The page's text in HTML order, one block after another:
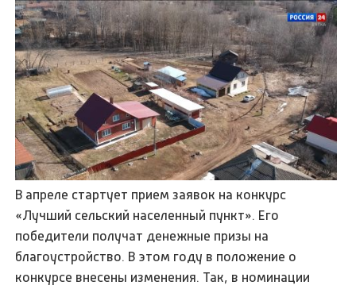
В апреле стартует прием заявок на конкурс
«Лучший сельский населенный пункт». Его
победители получат денежные призы на
благоустройство. В этом году в положение о
конкурсе внесены изменения. Так, в номинации